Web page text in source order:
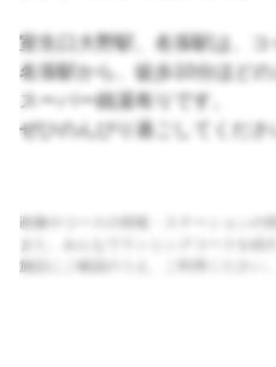
室生口大野駅、名張駅は、コ
名張駅から、徒歩10分ほどの
スーパー銭湯有りです。
ぜひのんびり過ごしてくださ
画像やコースの情報・ステーションの
また、みんなでランニングコースを紹
施設にご確認のうえ、ご利用ください。